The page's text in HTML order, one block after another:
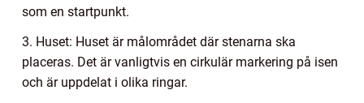
som en startpunkt.
3. Huset: Huset är målområdet där stenarna ska
placeras. Det är vanligtvis en cirkulär markering på isen
och är uppdelat i olika ringar.